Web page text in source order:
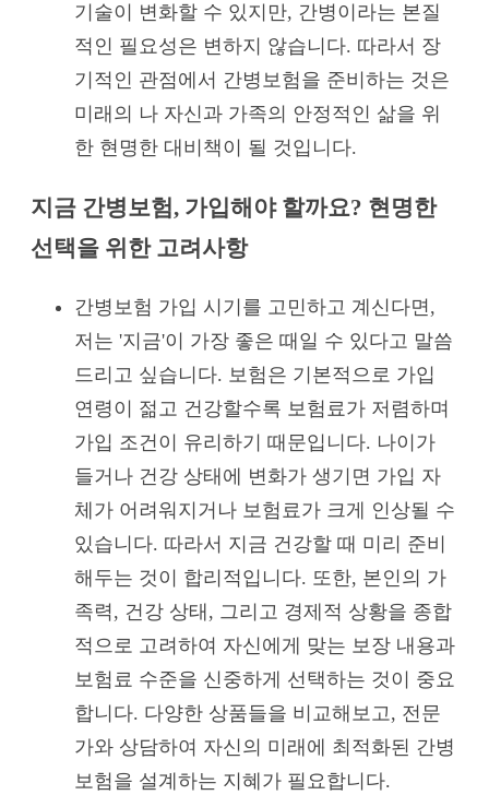
기술이 변화할 수 있지만, 간병이라는 본질
적인 필요성은 변하지 않습니다. 따라서 장
기적인 관점에서 간병보험을 준비하는 것은
미래의 나 자신과 가족의 안정적인 삶을 위
한 현명한 대비책이 될 것입니다.
지금 간병보험, 가입해야 할까요? 현명한
선택을 위한 고려사항
간병보험 가입 시기를 고민하고 계신다면,
저는 '지금'이 가장 좋은 때일 수 있다고 말씀
드리고 싶습니다. 보험은 기본적으로 가입
연령이 젊고 건강할수록 보험료가 저렴하며
가입 조건이 유리하기 때문입니다. 나이가
들거나 건강 상태에 변화가 생기면 가입 자
체가 어려워지거나 보험료가 크게 인상될 수
있습니다. 따라서 지금 건강할 때 미리 준비
해두는 것이 합리적입니다. 또한, 본인의 가
족력, 건강 상태, 그리고 경제적 상황을 종합
적으로 고려하여 자신에게 맞는 보장 내용과
보험료 수준을 신중하게 선택하는 것이 중요
합니다. 다양한 상품들을 비교해보고, 전문
가와 상담하여 자신의 미래에 최적화된 간병
보험을 설계하는 지혜가 필요합니다.